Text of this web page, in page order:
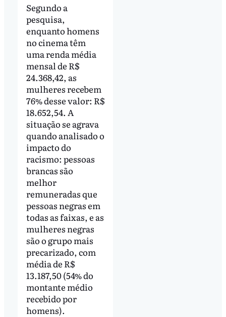
Segundo a
pesquisa,
enquanto homens
no cinema têm
uma renda média
mensal de R$
24.368,42, as
mulheres recebem
76% desse valor: R$
18.652,54. A
situação se agrava
quando analisado o
impacto do
racismo: pessoas
brancas são
melhor
remuneradas que
pessoas negras em
todas as faixas, e as
mulheres negras
são o grupo mais
precarizado, com
média de R$
13.187,50 (54% do
montante médio
recebido por
homens).